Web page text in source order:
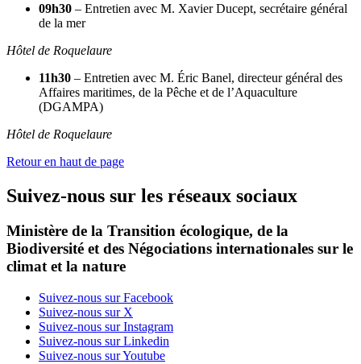
09h30 – Entretien avec M. Xavier Ducept, secrétaire général
de la mer
Hôtel de Roquelaure
11h30 – Entretien avec M. Éric Banel, directeur général des
Affaires maritimes, de la Pêche et de l’Aquaculture
(DGAMPA)
Hôtel de Roquelaure
Retour en haut de page
Suivez-nous sur les réseaux sociaux
Ministère de la Transition écologique, de la
Biodiversité et des Négociations internationales sur le
climat et la nature
Suivez-nous sur Facebook
Suivez-nous sur X
Suivez-nous sur Instagram
Suivez-nous sur Linkedin
Suivez-nous sur Youtube